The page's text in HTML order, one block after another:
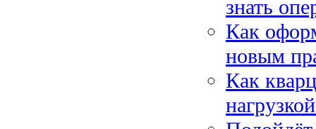
знать
Как
новым
Как